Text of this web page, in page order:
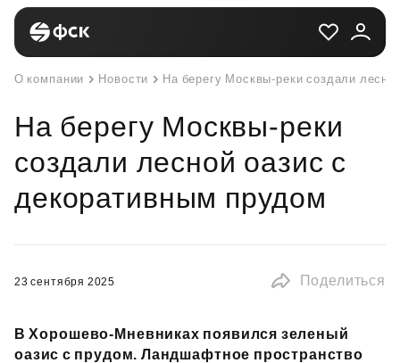
О компании Новости На берегу Москвы-реки создали
На берегу Москвы-реки
создали лесной оазис с
декоративным прудом
23 сентября 2025 Поделиться
В Хорошево‑Мневниках появился зеленый
оазис с прудом. Ландшафтное пространство